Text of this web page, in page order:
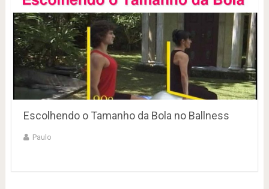
Escolhendo o Tamanho da Bola no Ballness
Paulo